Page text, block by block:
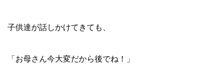
子供達が話しかけてきても、
「お母さん今大変だから後でね！」